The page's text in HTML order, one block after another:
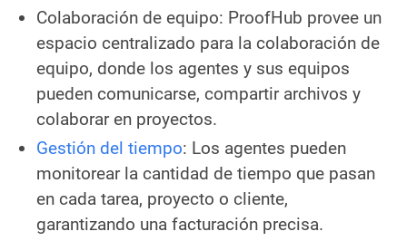
Colaboración de equipo: ProofHub provee un
espacio centralizado para la colaboración de
equipo, donde los agentes y sus equipos
pueden comunicarse, compartir archivos y
colaborar en proyectos.
Gestión del tiempo: Los agentes pueden
monitorear la cantidad de tiempo que pasan
en cada tarea, proyecto o cliente,
garantizando una facturación precisa.